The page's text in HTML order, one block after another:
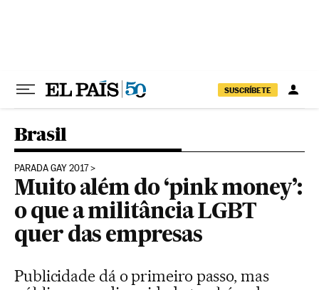
SUSCRÍBETE
Brasil
PARADA GAY 2017
Muito além do ‘pink money’:
o que a militância LGBT
quer das empresas
Publicidade dá o primeiro passo, mas